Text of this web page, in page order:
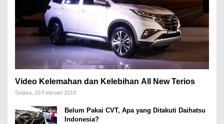
Video Kelemahan dan Kelebihan All New Terios
Selasa, 20 Februari 2018
Belum Pakai CVT, Apa yang Ditakuti Daihatsu
Indonesia?